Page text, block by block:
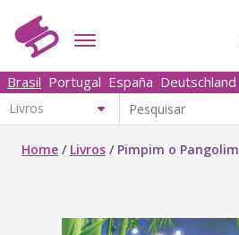
Brasil Portugal España Deutschland
Home / Livros / Pimpim o Pangolim